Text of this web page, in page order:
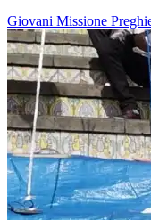
Giovani Missione